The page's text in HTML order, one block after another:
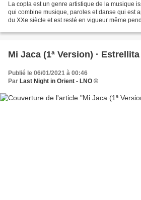
La copla est un genre artistique de la musique
qui combine musique, paroles et danse qui est
du XXe siècle et est resté en vigueur même
Mi Jaca (1ª Version) ·
Publié le 06/01/2021 à 00:46
Par Last Night in Orient - LNO ©